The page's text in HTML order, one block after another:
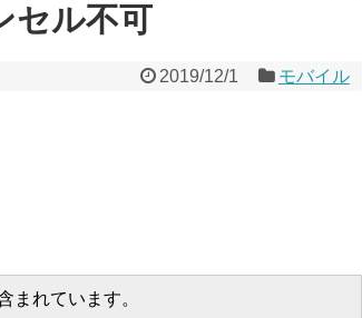
セル不可
2019/12/1 モバイル
れています。